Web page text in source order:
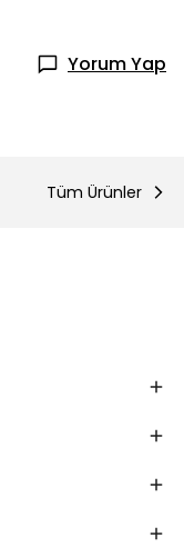
Yorum Yap
Tüm Ürünler